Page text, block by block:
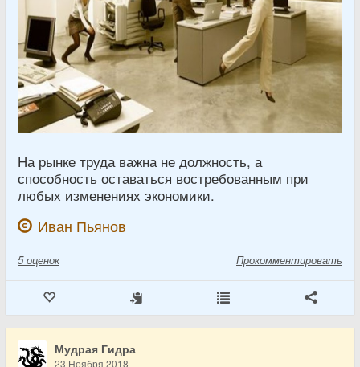
На рынке труда важна не должность, а
способность оставаться востребованным при
любых изменениях экономики.
Иван Пьянов
5 оценок Прокомментировать
Мудрая Гидра
23 Ноября 2018